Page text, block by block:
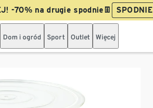
-70% na drugie spodnie👖 SPODNIE
Dom i ogród Sport Outlet Więcej